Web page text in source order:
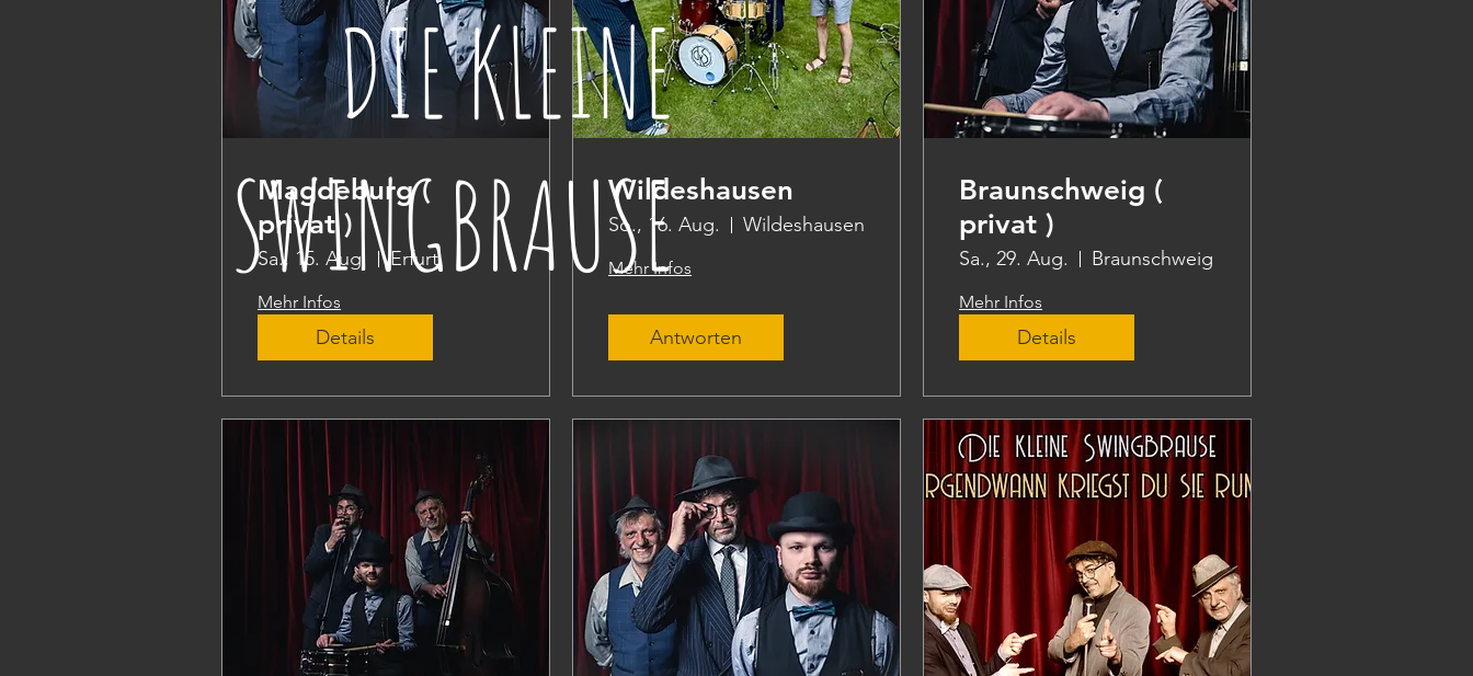
Magdeburg (
privat )
Sa., 15. Aug. Erfurt
Mehr Infos
Details
Wildeshausen
So., 16. Aug. Wildeshausen
Mehr Infos
Antworten
Braunschweig (
privat )
Sa., 29. Aug. Braunschweig
Mehr Infos
Details
DIE KLEINE
SWINGBRAUSE